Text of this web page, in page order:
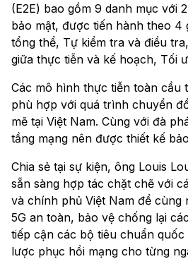
(E2E) bao gồm 9 danh mục với
bảo mật, được tiến hành theo 4
tổng thể, Tự kiểm tra và điều
giữa thực tiễn và kế hoạch, Tối
Các mô hình thực tiễn toàn cầu
phù hợp với quá trình chuyển
mẽ tại Việt Nam. Cùng với đà
tầng mạng nên được thiết kế
Chia sẻ tại sự kiện, ông Louis
sẵn sàng hợp tác chặt chẽ với
và chính phủ Việt Nam để cùng
5G an toàn, bảo vệ chống lại
tiếp cận các bộ tiêu chuẩn
lược phục hồi mạng cho từng